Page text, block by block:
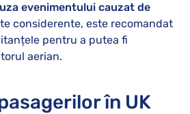
evenimentului cauzat de
considerente, este recomandat
pentru a putea fi
aerian.
în UK